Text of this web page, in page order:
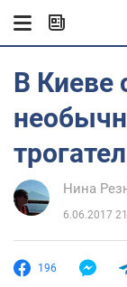
В Киеве
Нина
6.06.2017
196